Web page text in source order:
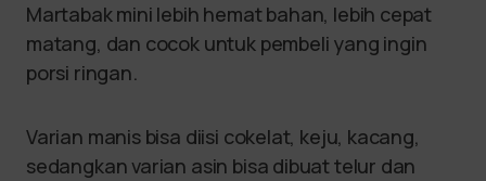
Martabak mini lebih hemat bahan, lebih cepat
matang, dan cocok untuk pembeli yang ingin
porsi ringan.
Varian manis bisa diisi cokelat, keju, kacang,
sedangkan varian asin bisa dibuat telur dan